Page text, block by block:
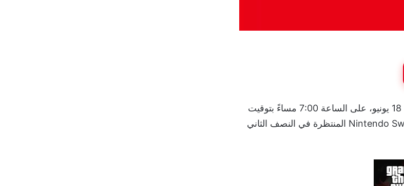
تستعد شركة نينتندو لعقد بث مباشر لحلقة Nintendo Direct في يوم 18 يونيو، على الساعة 7:00 مساءً بتوقيت
المملكة العربية السعودية، وذلك للكشف عن مجموعة من ألعاب Nintendo Switch المنتظرة في النصف الثاني